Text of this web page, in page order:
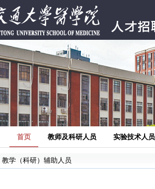
首页 教师及科研人员 实验技术人员
教学（科研）辅助人员